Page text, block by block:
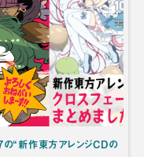
の“新作東方アレンジCDの